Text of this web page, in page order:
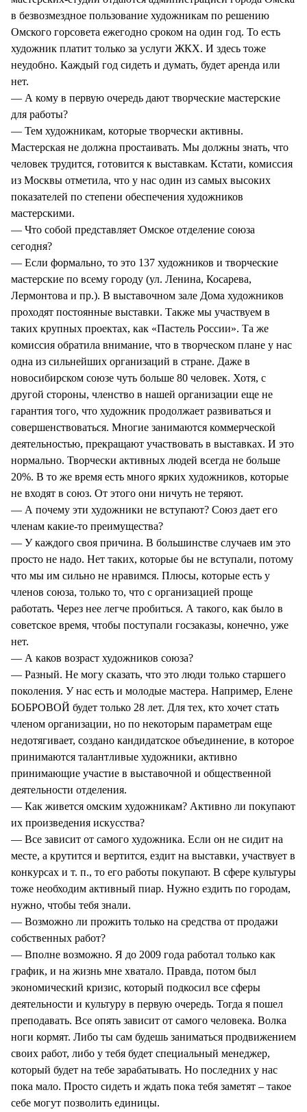
в безвозмездное пользование художникам по решению
Омского горсовета ежегодно сроком на один год. То есть
художник платит только за услуги ЖКХ. И здесь тоже
неудобно. Каждый год сидеть и думать, будет аренда или
нет.
— А кому в первую очередь дают творческие мастерские
для работы?
— Тем художникам, которые творчески активны.
Мастерская не должна простаивать. Мы должны знать, что
человек трудится, готовится к выставкам. Кстати, комиссия
из Москвы отметила, что у нас один из самых высоких
показателей по степени обеспечения художников
мастерскими.
— Что собой представляет Омское отделение союза
сегодня?
— Если формально, то это 137 художников и творческие
мастерские по всему городу (ул. Ленина, Косарева,
Лермонтова и пр.). В выставочном зале Дома художников
проходят постоянные выставки. Также мы участвуем в
таких крупных проектах, как «Пастель России». Та же
комиссия обратила внимание, что в творческом плане у нас
одна из сильнейших организаций в стране. Даже в
новосибирском союзе чуть больше 80 человек. Хотя, с
другой стороны, членство в нашей организации еще не
гарантия того, что художник продолжает развиваться и
совершенствоваться. Многие занимаются коммерческой
деятельностью, прекращают участвовать в выставках. И это
нормально. Творчески активных людей всегда не больше
20%. В то же время есть много ярких художников, которые
не входят в союз. От этого они ничуть не теряют.
— А почему эти художники не вступают? Союз дает его
членам какие-то преимущества?
— У каждого своя причина. В большинстве случаев им это
просто не надо. Нет таких, которые бы не вступали, потому
что мы им сильно не нравимся. Плюсы, которые есть у
членов союза, только то, что с организацией проще
работать. Через нее легче пробиться. А такого, как было в
советское время, чтобы поступали госзаказы, конечно, уже
нет.
— А каков возраст художников союза?
— Разный. Не могу сказать, что это люди только старшего
поколения. У нас есть и молодые мастера. Например, Елене
БОБРОВОЙ будет только 28 лет. Для тех, кто хочет стать
членом организации, но по некоторым параметрам еще
недотягивает, создано кандидатское объединение, в которое
принимаются талантливые художники, активно
принимающие участие в выставочной и общественной
деятельности отделения.
— Как живется омским художникам? Активно ли покупают
их произведения искусства?
— Все зависит от самого художника. Если он не сидит на
месте, а крутится и вертится, ездит на выставки, участвует в
конкурсах и т. п., то его работы покупают. В сфере культуры
тоже необходим активный пиар. Нужно ездить по городам,
нужно, чтобы тебя знали.
— Возможно ли прожить только на средства от продажи
собственных работ?
— Вполне возможно. Я до 2009 года работал только как
график, и на жизнь мне хватало. Правда, потом был
экономический кризис, который подкосил все сферы
деятельности и культуру в первую очередь. Тогда я пошел
преподавать. Все опять зависит от самого человека. Волка
ноги кормят. Либо ты сам будешь заниматься продвижением
своих работ, либо у тебя будет специальный менеджер,
который будет на тебе зарабатывать. Но последних у нас
пока мало. Просто сидеть и ждать пока тебя заметят – такое
себе могут позволить единицы.